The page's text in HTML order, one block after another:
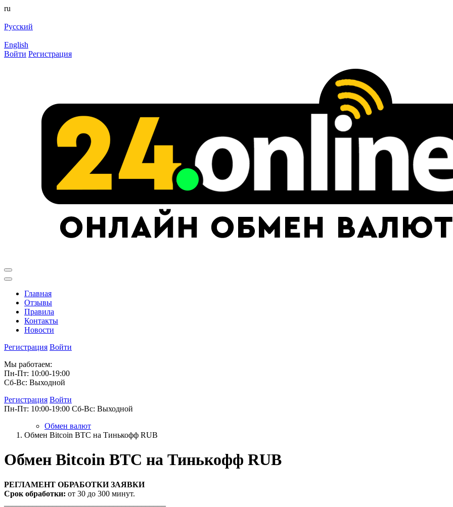
ru
Русский
English
Войти Регистрация
Главная
Отзывы
Правила
Контакты
Новости
Регистрация Войти
Мы работаем:
Пн-Пт: 10:00-19:00
Сб-Вс: Выходной
Регистрация Войти
Пн-Пт: 10:00-19:00 Сб-Вс: Выходной
Обмен валют
Обмен Bitcoin BTC на Тинькофф RUB
Обмен Bitcoin BTC на Тинькофф RUB
РЕГЛАМЕНТ ОБРАБОТКИ ЗАЯВКИ
Срок обработки: от 30 до 300 минут.